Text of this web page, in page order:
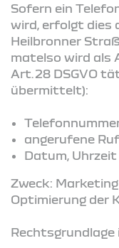
Sofern ein
wird, erfolgt dies
Heilbronner
matelso wird als
Art. 28 DSGVO
übermittelt):
angerufene
Datum,
Zweck:
Optimierung der
Rechtsgrundlage